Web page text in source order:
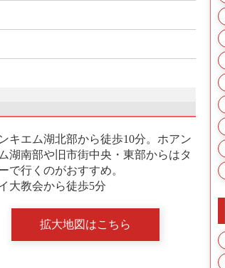
キエム湖北部から徒歩10分。ホアン
湖南部や旧市街中央・東部からはタ
で行くのがおすすめ。
大教会から徒歩5分
拡大地図はこちら